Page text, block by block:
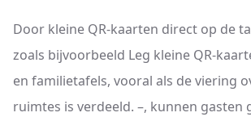
Door kleine QR-kaarten direct op de
zoals bijvoorbeeld Leg kleine QR-
en familietafels, vooral als de viering
ruimtes is verdeeld. –, kunnen gasten